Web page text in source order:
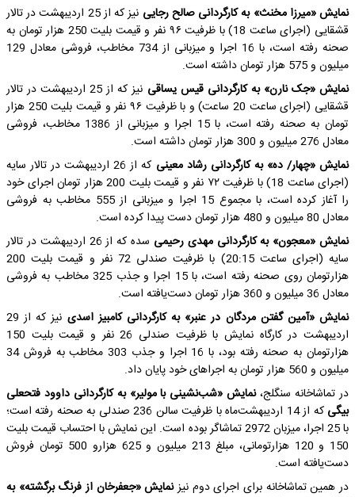
نمایش «میرزا مخنث» به کارگردانی صالح رجایی
نیز که از 25 اردیبهشت در تالار
قشقایی (اجرای ساعت 18) با ظرفیت ۹۶ نفر و قیمت بلیت 250 هزار تومان به
صحنه رفته است، با 16 اجرا و میزبانی از 734 مخاطب، فروشی معادل 129
میلیون و 575 هزار تومان داشته است.
نمایش «جک نارن» به کارگردانی قیس یساقی
نیز که از 25 اردیبهشت در تالار
قشقایی (اجرای ساعت 20 ساعت) و با ظرفیت ۹۶ نفر و قیمت بلیت 250 هزار
تومان به صحنه رفته است، با 15 اجرا و میزبانی از 1386 مخاطب، فروشی
معادل 276 میلیون و 300 هزار تومان داشته است.
نمایش «چهار/ ده» به کارگردانی رشاد معینی
که از 26 اردیبهشت در تالار سایه
(اجرای ساعت 18) با ظرفیت ۷۲ نفر و قیمت بلیت 200 هزار تومان اجرای خود
را آغاز کرده است،‌ با مجموع 15 اجرا و میزبانی از 555 مخاطب به فروشی
معادل 80 میلیون و 480 هزار تومان دست پیدا کرده است.
نمایش «معجون» به کارگردانی مهدی رحیمی
سده که از 26 اردیبهشت در تالار
سایه (اجرای ساعت 20:15) با ظرفیت صندلی 72 نفر و قیمت بلیت 200
هزارتومان روی صحنه رفته است، با 15 اجرا و جذب 325 مخاطب به فروشی
معادل 36 میلیون و 360 هزار تومان دست‌یافته است.
نمایش «آمین گفتن مردگان در عنبر» به کارگردانی کامبیز اسدی
نیز که از 29
اردیبهشت در کارگاه نمایش با ظرفیت صندلی 26 نفر و قیمت بلیت 150
هزارتومان به صحنه رفته بود، با 16 اجرا و جذب 303 مخاطب به فروش 34
میلیون و 560 هزار تومان به اجراهای خود پایان داد.
در تماشاخانه سنگلج،نمایش «شب‌نشینی با مولیر» به کارگردانی داوود فتحعلی
بیگی
که از 14 اردیبهشت‌ماه با ظرفیت سالن 236 صندلی به صحنه رفته است؛
با 25 اجرا، میزبان 2972 تماشاگر بوده است. این نمایش با احتساب قیمت بلیت
150 و 120 هزارتومانی، مبلغ 213 میلیون و 625 هزارو 500 تومان فروش
دست‌یافته است.
در همین تماشاخانه برای اجرای دوم نیزنمایش «جعفرخان از فرنگ برگشته» به